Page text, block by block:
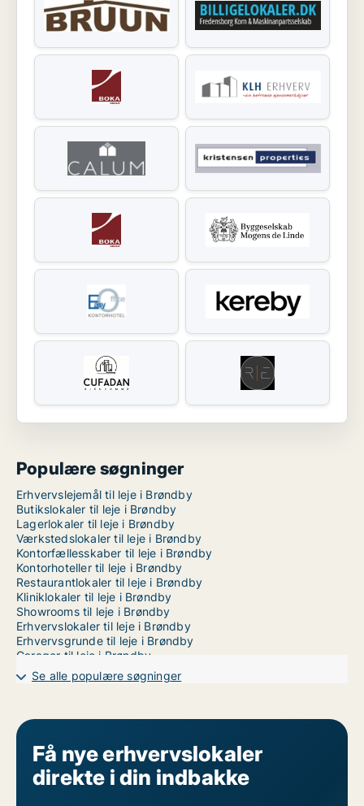
Populære søgninger
Erhvervslejemål til leje i Brøndby
Butikslokaler til leje i Brøndby
Lagerlokaler til leje i Brøndby
Værkstedslokaler til leje i Brøndby
Kontorfællesskaber til leje i Brøndby
Kontorhoteller til leje i Brøndby
Restaurantlokaler til leje i Brøndby
Kliniklokaler til leje i Brøndby
Showrooms til leje i Brøndby
Erhvervslokaler til leje i Brøndby
Erhvervsgrunde til leje i Brøndby
Garager til leje i Brøndby
Kontorlokaler til leje i København
Se alle populære søgninger
Få nye erhvervslokaler
direkte i din indbakke